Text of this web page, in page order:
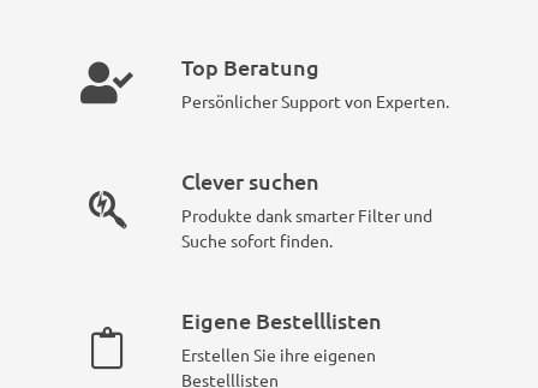
Top Beratung
Persönlicher Support von Experten.
Clever suchen
Produkte dank smarter Filter und
Suche sofort finden.
Eigene Bestelllisten
Erstellen Sie ihre eigenen
Bestelllisten